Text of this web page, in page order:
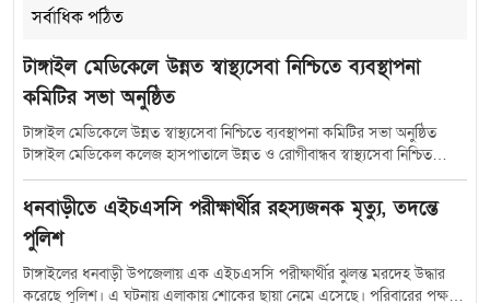
সর্বাধিক পঠিত
টাঙ্গাইল মেডিকেলে উন্নত স্বাস্থ্যসেবা নিশ্চিতে ব্যবস্থাপনা
কমিটির সভা অনুষ্ঠিত
টাঙ্গাইল মেডিকেলে উন্নত স্বাস্থ্যসেবা নিশ্চিতে ব্যবস্থাপনা কমিটির সভা অনুষ্ঠিত
টাঙ্গাইল মেডিকেল কলেজ হাসপাতালে উন্নত ও রোগীবান্ধব স্বাস্থ্যসেবা নিশ্চিত
করতে হাসপাতাল ব্যবস্থাপনা কমিটির সমন্বয় সভা অনুষ্ঠিত হয়েছে। শুক্রবার (১০
জুলাই) সকাল সাড়ে ১০টায় হাসপাতালের কনফারেন্স রুমে আয়োজিত এ সভায়
সভাপতিত্ব করেন টাঙ্গাইল-৫ (সদর) আসনের সংসদ সদস্য মৎস্য ও প্রাণিসম্পদ
প্রতিমন্ত্রী এবং হাসপাতাল ব্যবস্থাপনা কমিটির সভাপতি সুলতান সালাউদ্দিন টুকু।
সভায় উপস্থিত ছিলেন স্বাস্থ্যসেবা বিভাগের যুগ্মসচিব মো.মুস্তাফিজুর রহমান জেলা
প্রশাসক শরীফা হক অতিরিক্ত জেলা প্রশাসক (সার্বিক) সঞ্জয় কুমার মহন্ত অতিরিক্ত
ধনবাড়ীতে এইচএসসি পরীক্ষার্থীর রহস্যজনক মৃত্যু, তদন্তে
পুলিশ
টাঙ্গাইলের ধনবাড়ী উপজেলায় এক এইচএসসি পরীক্ষার্থীর ঝুলন্ত মরদেহ উদ্ধার
করেছে পুলিশ। এ ঘটনায় এলাকায় শোকের ছায়া নেমে এসেছে। পরিবারের পক্ষ